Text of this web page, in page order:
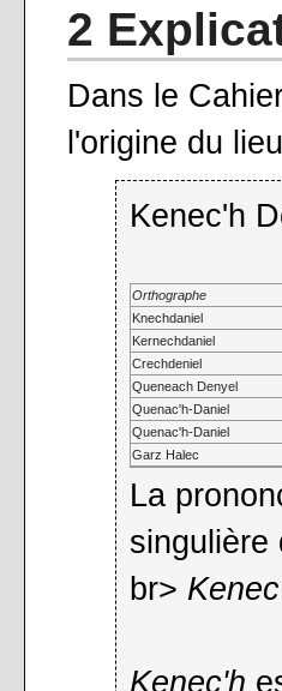
2
Dans le
l'origine du
Kenec'h
Orthographe
Knechdaniel
Kernechdaniel
Crechdeniel
Queneach Denyel
Quenac'h-Daniel
Quenac'h-Daniel
Garz Halec
La
singulière
br>
Kenec'h